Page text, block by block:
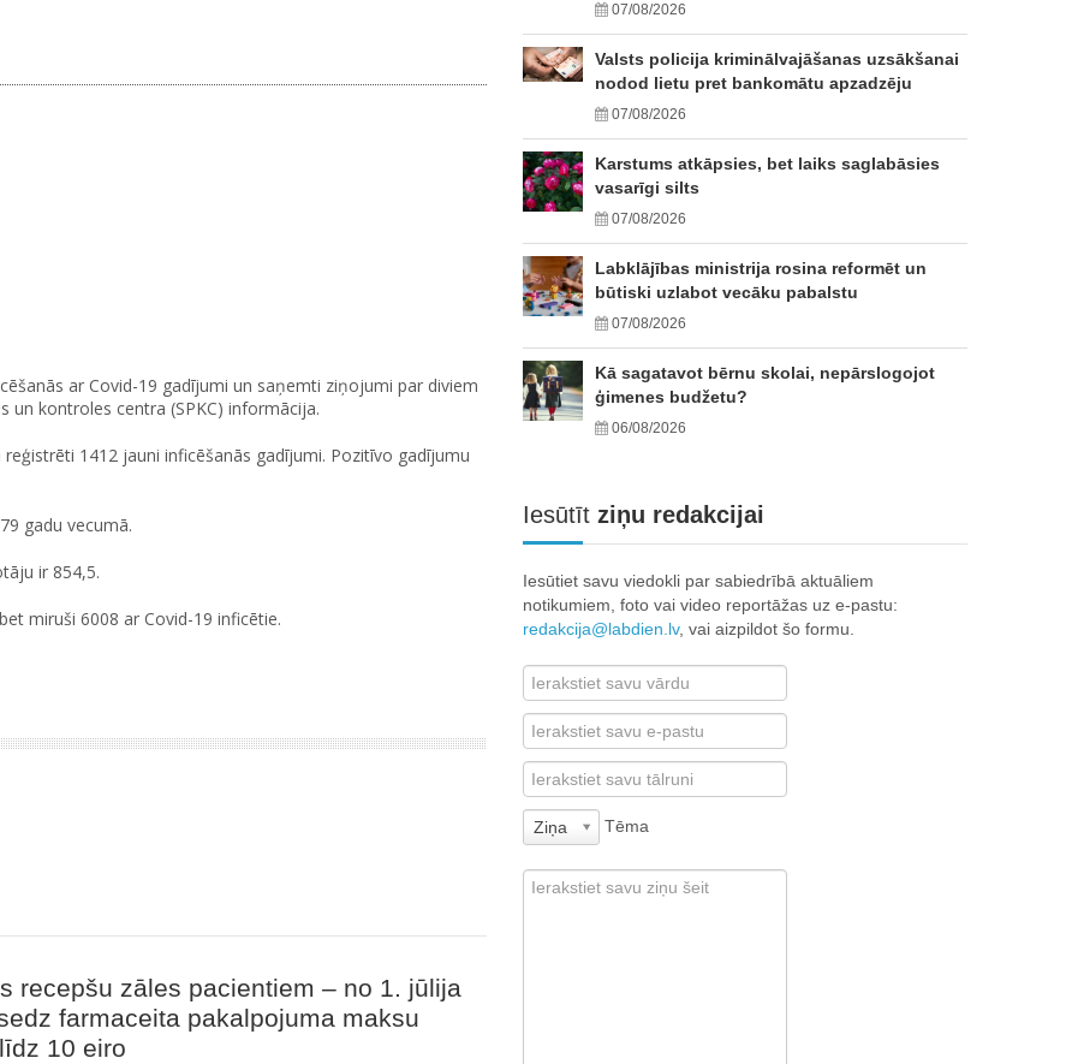
ar Covid-19 gadījumi un saņemti ziņojumi par diviem
un kontroles centra (SPKC) informācija.
1412 jauni inficēšanās gadījumi. Pozitīvo gadījumu
gadu vecumā.
ir 854,5.
miruši 6008 ar Covid-19 inficētie.
recepšu zāles pacientiem – no 1. jūlija
farmaceita pakalpojuma maksu
10 eiro
07/08/2026
Valsts policija kriminālvajāšanas uzsākšanai
nodod lietu pret bankomātu apzadzēju
07/08/2026
Karstums atkāpsies, bet laiks saglabāsies
vasarīgi silts
07/08/2026
Labklājības ministrija rosina reformēt un
būtiski uzlabot vecāku pabalstu
07/08/2026
Kā sagatavot bērnu skolai, nepārslogojot
ģimenes budžetu?
06/08/2026
Iesūtīt ziņu redakcijai
Iesūtiet savu viedokli par sabiedrībā aktuāliem
notikumiem, foto vai video reportāžas uz e-pastu:
redakcija@labdien.lv, vai aizpildot šo formu.
Ziņa Tēma